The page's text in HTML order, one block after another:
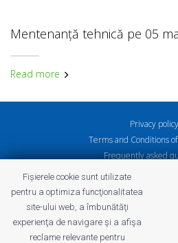
Mentenanță tehnică pe 05
Read more
Privacy policy
Terms and Conditions
Frequently asked
Fișierele cookie sunt utilizate
pentru a optimiza funcţionalitatea
site-ului web, a îmbunătăţi
experienţa de navigare şi a afişa
reclame relevante pentru